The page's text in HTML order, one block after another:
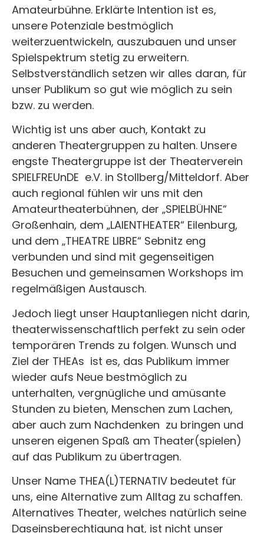
Amateurbühne. Erklärte Intention ist es,
unsere Potenziale bestmöglich
weiterzuentwickeln, auszubauen und unser
Spielspektrum stetig zu erweitern.
Selbstverständlich setzen wir alles daran, für
unser Publikum so gut wie möglich zu sein
bzw. zu werden.
Wichtig ist uns aber auch, Kontakt zu
anderen Theatergruppen zu halten. Unsere
engste Theatergruppe ist der Theaterverein
SPIELFREUnDE e.V. in Stollberg/Mitteldorf. Aber
auch regional fühlen wir uns mit den
Amateurtheaterbühnen, der „SPIELBÜHNE“
Großenhain, dem „LAIENTHEATER“ Eilenburg,
und dem „THEATRE LIBRE“ Sebnitz eng
verbunden und sind mit gegenseitigen
Besuchen und gemeinsamen Workshops im
regelmäßigen Austausch.
Jedoch liegt unser Hauptanliegen nicht darin,
theaterwissenschaftlich perfekt zu sein oder
temporären Trends zu folgen. Wunsch und
Ziel der THEAs ist es, das Publikum immer
wieder aufs Neue bestmöglich zu
unterhalten, vergnügliche und amüsante
Stunden zu bieten, Menschen zum Lachen,
aber auch zum Nachdenken zu bringen und
unseren eigenen Spaß am Theater(spielen)
auf das Publikum zu übertragen.
Unser Name THEA(L)TERNATIV bedeutet für
uns, eine Alternative zum Alltag zu schaffen.
Alternatives Theater, welches natürlich seine
Daseinsberechtigung hat, ist nicht unser